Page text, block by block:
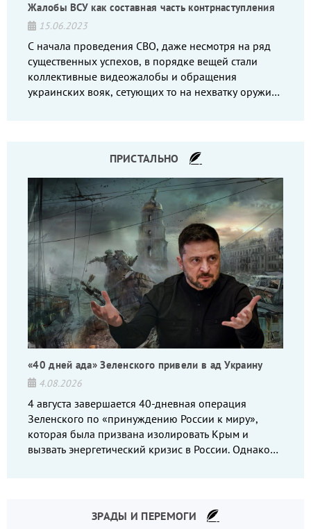
Жалобы ВСУ как составная часть контрнаступления
15.06.2023
С начала проведения СВО, даже несмотря на ряд
существенных успехов, в порядке вещей стали
коллективные видеожалобы и обращения
украинских вояк, сетующих то на нехватку оружия,
ПРИСТАЛЬНО
«40 дней ада» Зеленского привели в ад Украину
4.08.2026
4 августа завершается 40-дневная операция
Зеленского по «принуждению России к миру»,
которая была призвана изолировать Крым и
вызвать энергетический кризис в России. Однако
ЗРАДЫ И ПЕРЕМОГИ